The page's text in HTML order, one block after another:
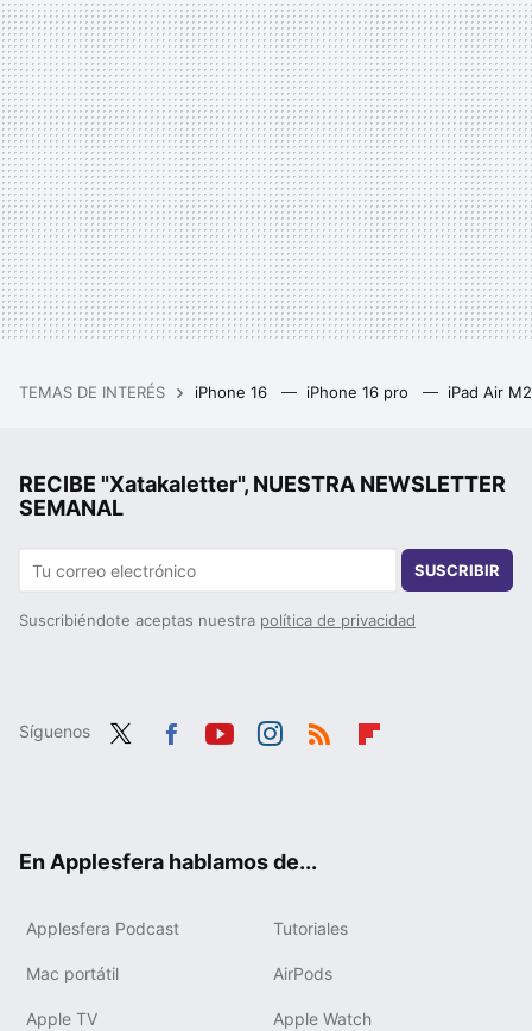
TEMAS DE INTERÉS iPhone 16 iPhone 16 pro iPad Air
RECIBE "Xatakaletter", NUESTRA NEWSLETTER
SEMANAL
SUSCRIBIR
Suscribiéndote aceptas nuestra política de privacidad
Síguenos
En Applesfera hablamos de...
Applesfera Podcast Tutoriales
Mac portátil AirPods
Apple TV Apple Watch